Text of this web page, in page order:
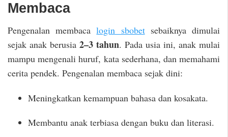
Membaca
Pengenalan membacalogin sbobetsebaiknya dimulai
sejak anak berusia 2–3 tahun. Pada usia ini, anak mulai
mampu mengenali huruf, kata sederhana, dan memahami
cerita pendek. Pengenalan membaca sejak dini:
Meningkatkan kemampuan bahasa dan kosakata.
Membantu anak terbiasa dengan buku dan literasi.